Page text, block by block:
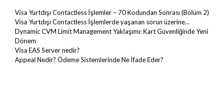
Visa Yurtdışı Contactless İşlemler – 70 Kodundan Sonrası (Bölüm 2)
Visa Yurtdışı Contactless İşlemlerde yaşanan sorun üzerine…
Dynamic CVM Limit Management Yaklaşımı: Kart Güvenliğinde Yeni
Dönem
Visa EAS Server nedir?
Appeal Nedir? Ödeme Sistemlerinde Ne İfade Eder?